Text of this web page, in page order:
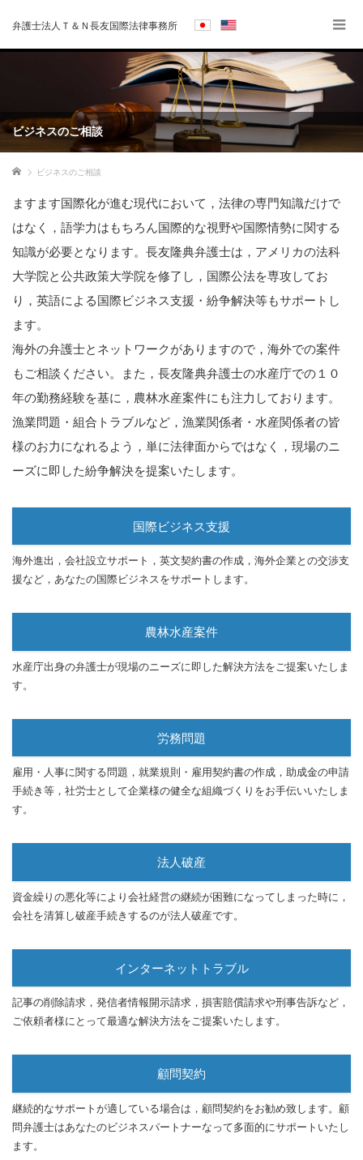
弁護士法人Ｔ＆Ｎ長友国際法律事務所
ビジネスのご相談
ホーム ビジネスのご相談
ますます国際化が進む現代において，法律の専門知識だけで
はなく，語学力はもちろん国際的な視野や国際情勢に関する
知識が必要となります。長友隆典弁護士は，アメリカの法科
大学院と公共政策大学院を修了し，国際公法を専攻してお
り，英語による国際ビジネス支援・紛争解決等もサポートし
ます。
海外の弁護士とネットワークがありますので，海外での案件
もご相談ください。また，長友隆典弁護士の水産庁での１０
年の勤務経験を基に，農林水産案件にも注力しております。
漁業問題・組合トラブルなど，漁業関係者・水産関係者の皆
様のお力になれるよう，単に法律面からではなく，現場のニ
ーズに即した紛争解決を提案いたします。
国際ビジネス支援
海外進出，会社設立サポート，英文契約書の作成，海外企業との交渉支
援など，あなたの国際ビジネスをサポートします。
農林水産案件
水産庁出身の弁護士が現場のニーズに即した解決方法をご提案いたしま
す。
労務問題
雇用・人事に関する問題，就業規則・雇用契約書の作成，助成金の申請
手続き等，社労士として企業様の健全な組織づくりをお手伝いいたしま
す。
法人破産
資金繰りの悪化等により会社経営の継続が困難になってしまった時に，
会社を清算し破産手続きするのが法人破産です。
インターネットトラブル
記事の削除請求，発信者情報開示請求，損害賠償請求や刑事告訴など，
ご依頼者様にとって最適な解決方法をご提案いたします。
顧問契約
継続的なサポートが適している場合は，顧問契約をお勧め致します。顧
問弁護士はあなたのビジネスパートナーなって多面的にサポートいたし
ます。